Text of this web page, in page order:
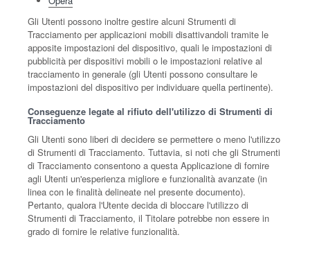
Gli Utenti possono inoltre gestire alcuni Strumenti di
Tracciamento per applicazioni mobili disattivandoli tramite le
apposite impostazioni del dispositivo, quali le impostazioni di
pubblicità per dispositivi mobili o le impostazioni relative al
tracciamento in generale (gli Utenti possono consultare le
impostazioni del dispositivo per individuare quella pertinente).
Conseguenze legate al rifiuto dell'utilizzo di Strumenti di
Tracciamento
Gli Utenti sono liberi di decidere se permettere o meno l'utilizzo
di Strumenti di Tracciamento. Tuttavia, si noti che gli Strumenti
di Tracciamento consentono a questa Applicazione di fornire
agli Utenti un'esperienza migliore e funzionalità avanzate (in
linea con le finalità delineate nel presente documento).
Pertanto, qualora l'Utente decida di bloccare l'utilizzo di
Strumenti di Tracciamento, il Titolare potrebbe non essere in
grado di fornire le relative funzionalità.